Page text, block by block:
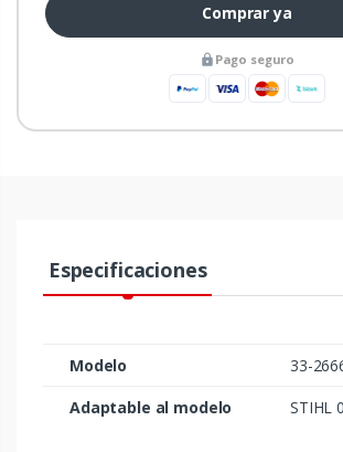
Comprar ya
Pago seguro
Especificaciones
Modelo
33-
Adaptable al modelo
STIHL